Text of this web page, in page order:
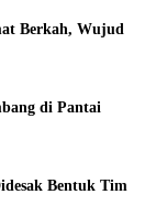
Berkah, Wujud
di Pantai
Bentuk Tim